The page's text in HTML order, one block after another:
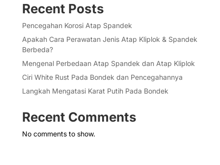
Recent Posts
Pencegahan Korosi Atap Spandek
Apakah Cara Perawatan Jenis Atap Kliplok & Spandek
Berbeda?
Mengenal Perbedaan Atap Spandek dan Atap Kliplok
Ciri White Rust Pada Bondek dan Pencegahannya
Langkah Mengatasi Karat Putih Pada Bondek
Recent Comments
No comments to show.